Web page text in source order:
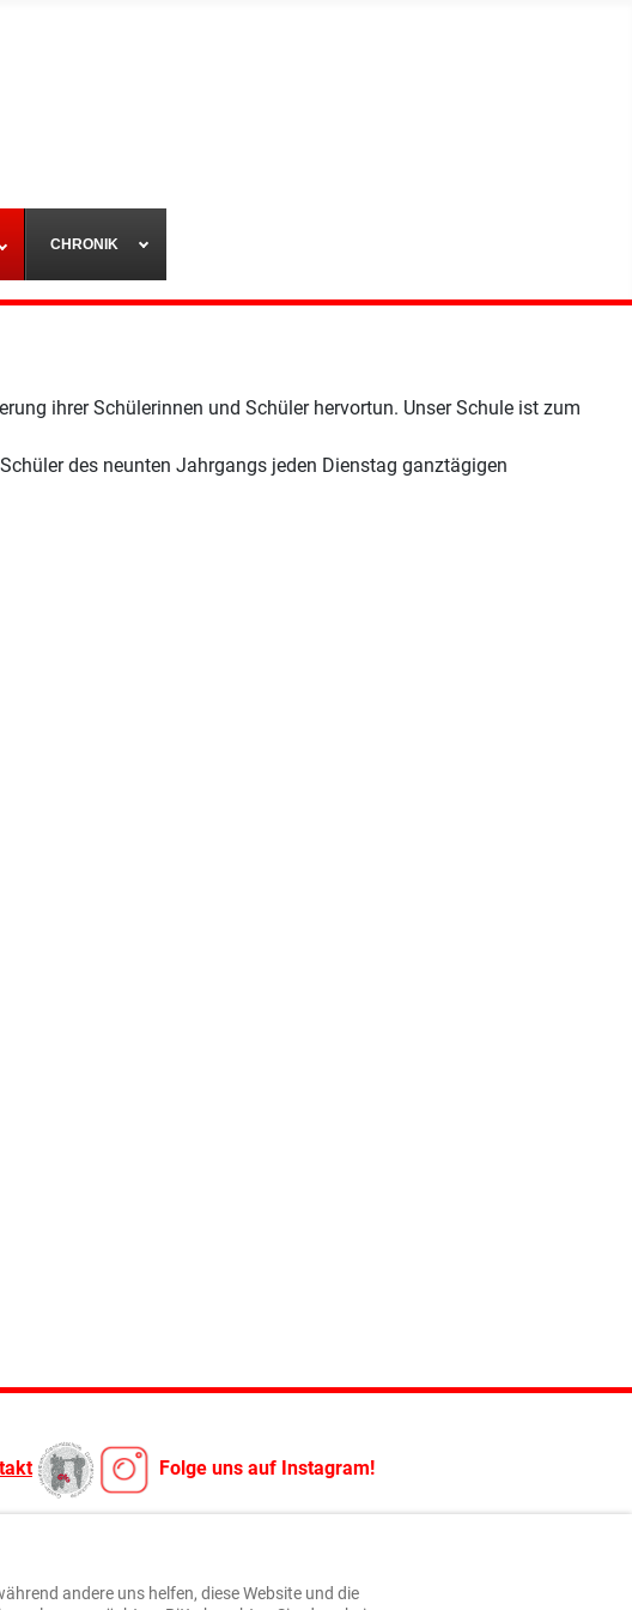
CHRONIK
ihrer Schülerinnen und Schüler hervortun. Unser Schule ist zum
des neunten Jahrgangs jeden Dienstag ganztägigen
Folge uns auf Instagram!
andere uns helfen, diese Website und die